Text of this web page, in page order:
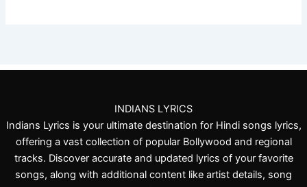
INDIANS LYRICS
Indians Lyrics is your ultimate destination for Hindi songs lyrics,
offering a vast collection of popular Bollywood and regional
tracks. Discover accurate and updated lyrics of your favorite
songs, along with additional content like artist details, song